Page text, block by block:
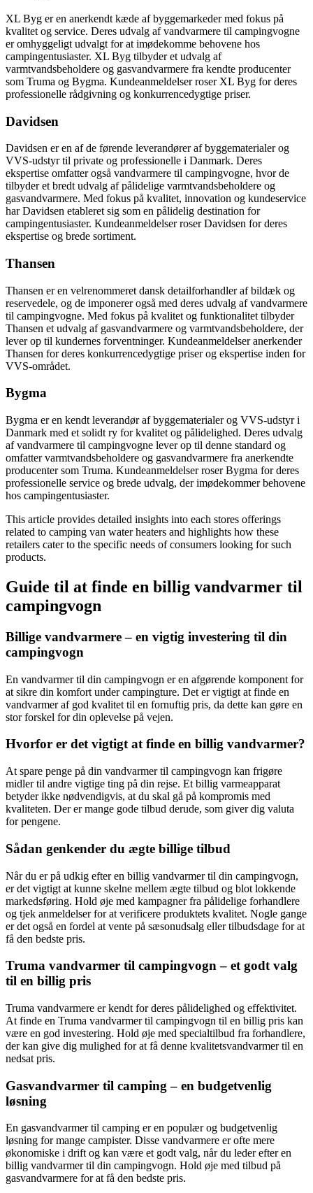
XL Byg er en anerkendt kæde af byggemarkeder med fokus på
kvalitet og service. Deres udvalg af vandvarmere til campingvogne
er omhyggeligt udvalgt for at imødekomme behovene hos
campingentusiaster. XL Byg tilbyder et udvalg af
varmtvandsbeholdere og gasvandvarmere fra kendte producenter
som Truma og Bygma. Kundeanmeldelser roser XL Byg for deres
professionelle rådgivning og konkurrencedygtige priser.
Davidsen
Davidsen er en af de førende leverandører af byggematerialer og
VVS-udstyr til private og professionelle i Danmark. Deres
ekspertise omfatter også vandvarmere til campingvogne, hvor de
tilbyder et bredt udvalg af pålidelige varmtvandsbeholdere og
gasvandvarmere. Med fokus på kvalitet, innovation og kundeservice
har Davidsen etableret sig som en pålidelig destination for
campingentusiaster. Kundeanmeldelser roser Davidsen for deres
ekspertise og brede sortiment.
Thansen
Thansen er en velrenommeret dansk detailforhandler af bildæk og
reservedele, og de imponerer også med deres udvalg af vandvarmere
til campingvogne. Med fokus på kvalitet og funktionalitet tilbyder
Thansen et udvalg af gasvandvarmere og varmtvandsbeholdere, der
lever op til kundernes forventninger. Kundeanmeldelser anerkender
Thansen for deres konkurrencedygtige priser og ekspertise inden for
VVS-området.
Bygma
Bygma er en kendt leverandør af byggematerialer og VVS-udstyr i
Danmark med et solidt ry for kvalitet og pålidelighed. Deres udvalg
af vandvarmere til campingvogne lever op til denne standard og
omfatter varmtvandsbeholdere og gasvandvarmere fra anerkendte
producenter som Truma. Kundeanmeldelser roser Bygma for deres
professionelle service og brede udvalg, der imødekommer behovene
hos campingentusiaster.
This article provides detailed insights into each stores offerings
related to camping van water heaters and highlights how these
retailers cater to the specific needs of consumers looking for such
products.
Guide til at finde en billig vandvarmer til
campingvogn
Billige vandvarmere – en vigtig investering til din
campingvogn
En vandvarmer til din campingvogn er en afgørende komponent for
at sikre din komfort under campingture. Det er vigtigt at finde en
vandvarmer af god kvalitet til en fornuftig pris, da dette kan gøre en
stor forskel for din oplevelse på vejen.
Hvorfor er det vigtigt at finde en billig vandvarmer?
At spare penge på din vandvarmer til campingvogn kan frigøre
midler til andre vigtige ting på din rejse. Et billig varmeapparat
betyder ikke nødvendigvis, at du skal gå på kompromis med
kvaliteten. Der er mange gode tilbud derude, som giver dig valuta
for pengene.
Sådan genkender du ægte billige tilbud
Når du er på udkig efter en billig vandvarmer til din campingvogn,
er det vigtigt at kunne skelne mellem ægte tilbud og blot lokkende
markedsføring. Hold øje med kampagner fra pålidelige forhandlere
og tjek anmeldelser for at verificere produktets kvalitet. Nogle gange
er det også en fordel at vente på sæsonudsalg eller tilbudsdage for at
få den bedste pris.
Truma vandvarmer til campingvogn – et godt valg
til en billig pris
Truma vandvarmere er kendt for deres pålidelighed og effektivitet.
At finde en Truma vandvarmer til campingvogn til en billig pris kan
være en god investering. Hold øje med specialtilbud fra forhandlere,
der kan give dig mulighed for at få denne kvalitetsvandvarmer til en
nedsat pris.
Gasvandvarmer til camping – en budgetvenlig
løsning
En gasvandvarmer til camping er en populær og budgetvenlig
løsning for mange campister. Disse vandvarmere er ofte mere
økonomiske i drift og kan være et godt valg, når du leder efter en
billig vandvarmer til din campingvogn. Hold øje med tilbud på
gasvandvarmere for at få den bedste pris.